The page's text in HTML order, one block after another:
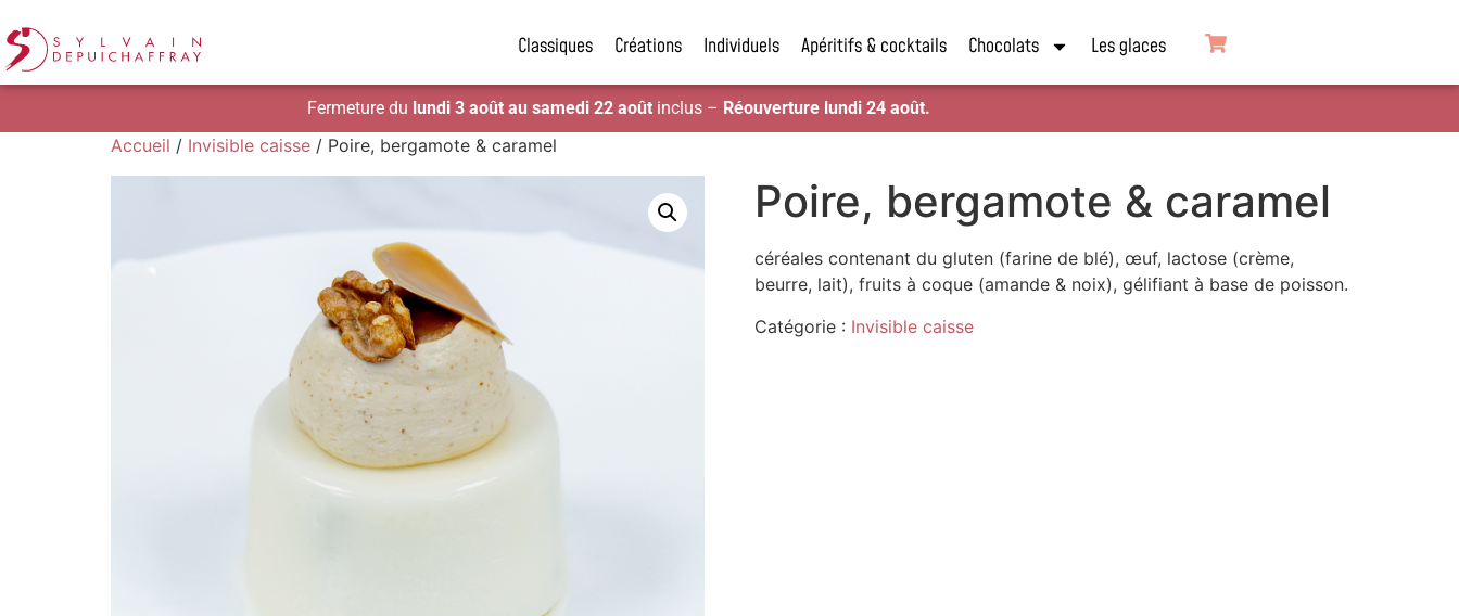
Classiques Créations Individuels Apéritifs & cocktails Chocolats Les glaces
Fermeture du lundi 3 août au samedi 22 août inclus – Réouverture lundi 24 août.
Accueil / Invisible caisse / Poire, bergamote & caramel
Poire, bergamote & caramel
céréales contenant du gluten (farine de blé), œuf, lactose (crème,
beurre, lait), fruits à coque (amande & noix), gélifiant à base de poisson.
Catégorie : Invisible caisse